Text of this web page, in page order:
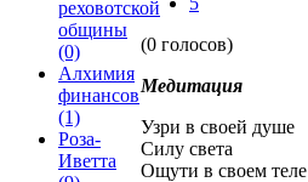
(0 голосов)
Медитация
Узри в своей душе
Силу света
Ощути в своем теле
реховотской
общины
(0)
Алхимия
финансов
(1)
Роза-
Иветта